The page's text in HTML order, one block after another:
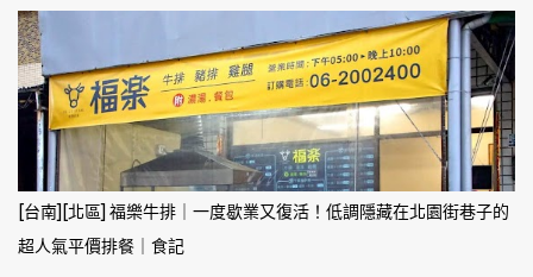
[台南][北區] 福樂牛排｜一度歇業又復活！低調隱藏在北園街巷子的
超人氣平價排餐｜食記